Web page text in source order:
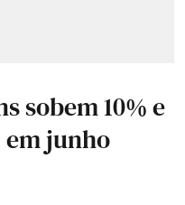
sobem 10% e
em junho